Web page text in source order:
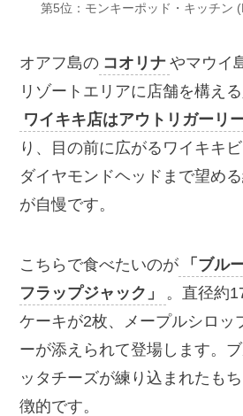
第5位：モンキーポッド・キッチン
オアフ島の コオリナ やマウイ
リゾートエリアに店舗を構え
ワイキキ店はアウトリガーリ
り、目の前に広がるワイキキ
ダイヤモンドヘッドまで望め
が自慢です。
こちらで食べたいのが
「ブル
フラップジャック」
。直径約
ケーキが2枚、メープルシロッ
ーが添えられて登場します。
ッタチーズが練り込まれたも
徴的です。